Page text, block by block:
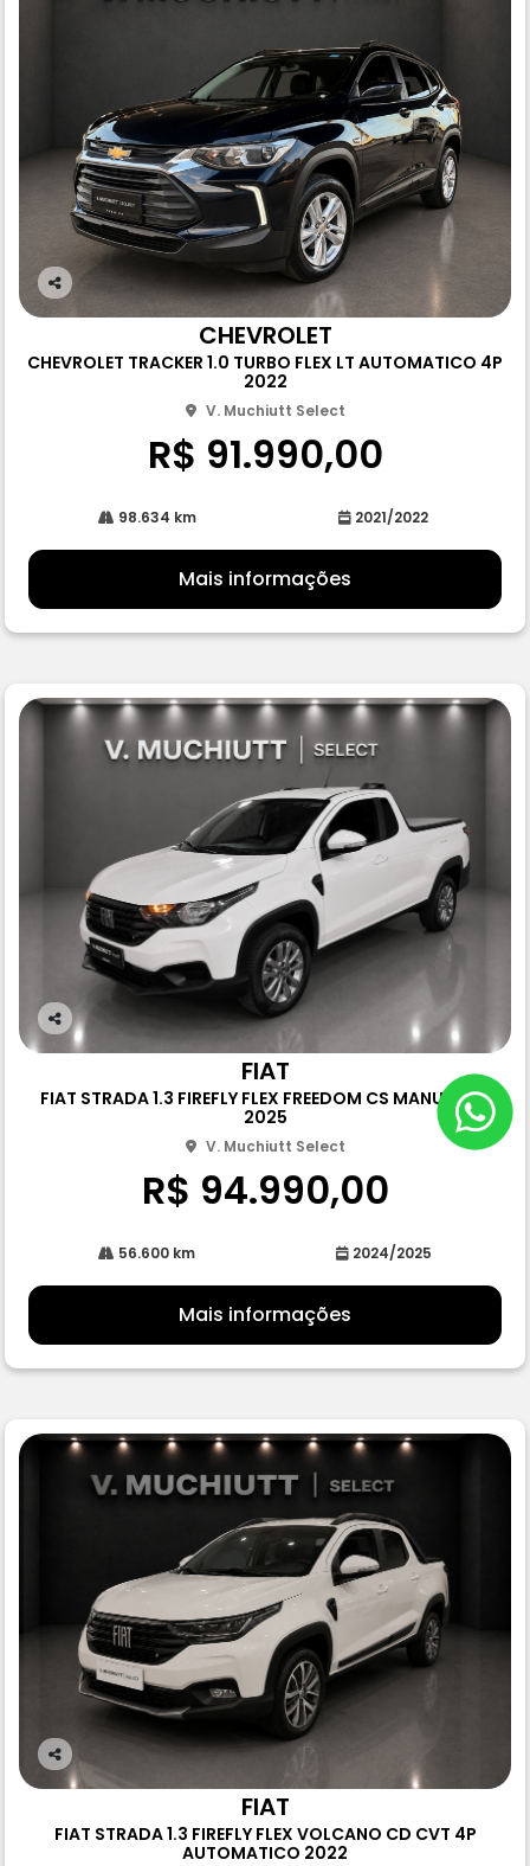
Co
rtil
CHEVROLET
CHEVROLET TRACKER 1.0 TURBO FLEX LT AUTOMATICO 4P
2022
V. Muchiutt Select
R$ 91.990,00
98.634 km 2021/2022
Mais informações
Co
rtil
FIAT
FIAT STRADA 1.3 FIREFLY FLEX FREEDOM CS MANUAL 4P
2025
V. Muchiutt Select
R$ 94.990,00
56.600 km 2024/2025
Mais informações
Co
rtil
FIAT
FIAT STRADA 1.3 FIREFLY FLEX VOLCANO CD CVT 4P
AUTOMATICO 2022